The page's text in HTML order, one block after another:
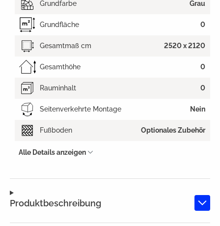
Produktbeschreibung
Grundfarbe Grau
Grundfläche 0
Gesamtmaß cm 2520 x 2120
Gesamthöhe 0
Rauminhalt 0
Seitenverkehrte Montage Nein
Fußboden Optionales Zubehör
Alle Details anzeigen